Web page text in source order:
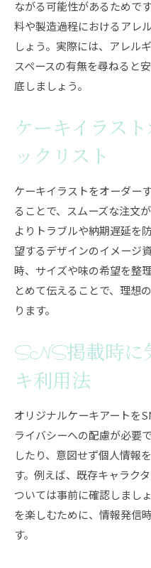
ながる可能性があるためで
料や製造過程におけるアレ
しょう。実際には、アレル
スペースの有無を尋ねると
底しましょう。
ケーキイラス
ックリスト
ケーキイラストをオーダー
ることで、スムーズな注文
よりトラブルや納期遅延を
望するデザインのイメージ
時、サイズや味の希望を整
とめて伝えることで、理想
ります。
SNS掲載時に
キ利用法
オリジナルケーキアートを
ライバシーへの配慮が必要
したり、意図せず個人情報
す。例えば、既存キャラク
ついては事前に確認しまし
を楽しむために、情報発信
す。